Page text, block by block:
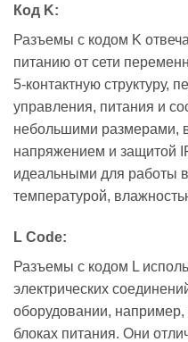
Код K:
Разъемы с кодом K
питанию от сети
5-контактную структуру,
управления, питания и
небольшими размерами,
напряжением и защитой
идеальными для работы
температурой,
L Code:
Разъемы с кодом L
электрических
оборудовании,
блоках питания. Они